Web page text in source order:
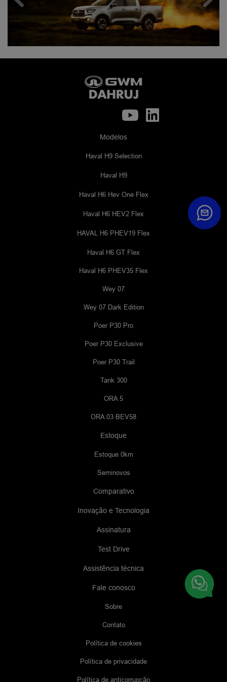
Modelos
Haval H9 Selection
Haval H9
Haval H6 Hev One Flex
Haval H6 HEV2 Flex
HAVAL H6 PHEV19 Flex
Haval H6 GT Flex
Haval H6 PHEV35 Flex
Wey 07
Wey 07 Dark Edition
Poer P30 Pro
Poer P30 Exclusive
Poer P30 Trail
Tank 300
ORA 5
ORA 03 BEV58
Estoque
Estoque 0km
Seminovos
Comparativo
Inovação e Tecnologia
Assinatura
Test Drive
Assistência técnica
Fale conosco
Sobre
Contato
Política de cookies
Política de privacidade
Política de anticorrupção